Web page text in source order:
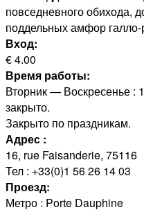
повседневного обихода,
поддельных амфор галло-
Вход:
€ 4.00
Время работы:
Вторник — Воскресенье :
закрыто.
Закрыто по праздникам.
Адрес :
16, rue Faisanderie, 75116
Тел : +33(0)1 56 26 14 03
Проезд:
Метро : Porte Dauphine